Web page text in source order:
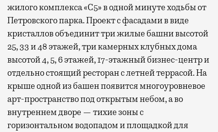
жилого комплекса «С5»в одной минуте ходьбы от
Петровского парка. Проект с фасадами в виде
кристаллов объединит три жилые башни высотой
25, 33 и 48 этажей, три камерных клубных дома
высотой 4, 5, 6 этажей, 17-этажный бизнес-центр и
отдельно стоящий ресторан с летней террасой. На
крыше одной из башен появится многоуровневое
арт-пространство под открытым небом, а во
внутреннем дворе — тихие зоны с
горизонтальном водопадом и площадкой для